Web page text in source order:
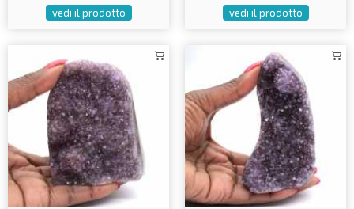
vedi il prodotto vedi il prodotto